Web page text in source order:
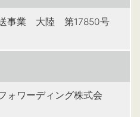
送事業 大陸 第17850号
ォワーディング株式会